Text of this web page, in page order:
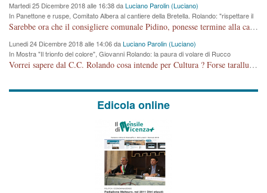
Martedi 25 Dicembre 2018 alle 16:38 daLuciano Parolin (Luciano)
In Panettone e ruspe, Comitato Albera al cantiere della Bretella. Rolando: "rispettare il
cronoprogramma"
Sarebbe ora che il consigliere comunale Pidino, ponesse termine alla campagna elettorale nel territorio del suo seggio Villaggio del Sole. La tiraca è iniziata, distruggerà 6 km di prateria ovest della città, ricca di fonti e sorgenti d'acqua. I cittadini di Maddalene non avranno più Pace la notte. Molta colpa per la costruzione di questa Strada è proprio del signor Rolando,dei suoi gazebo mobili e che vuol far passare questa opera VANDALICA come progetto "utile" a chi ? Non è cosa seria sig. Rolando!
Lunedi 24 Dicembre 2018 alle 14:06 daLuciano Parolin (Luciano)
In Mostra "Il trionfo del colore", Giovanni Rolando: la paura di volare di Rucco
Vorrei sapere dal C.C. Rolando cosa intende per Cultura ? Forse tarallucci, vino e sagre, o spaghetti tricolori del PD ? Il continuo (s)parlare della mostra a Palazzo Chiericati caro consigliere DANNEGGIA FORTEMENTE l'immagine della città TUTTA e fa deviare i consensi che in RUSSIA (badi bene ex U.R.S.S.) sono ECCELLENTI. A livello artistico l'evento è di alta Valenza culturale, COMPITO di Tutta la Cittadinanza fare il possibile per propagandare l'iniziativa senza farne UN CASO PARTITICO come fa Lei da sempre. Meno Gazebo + Partecipazione! E così sia. Amen.
Edicola online